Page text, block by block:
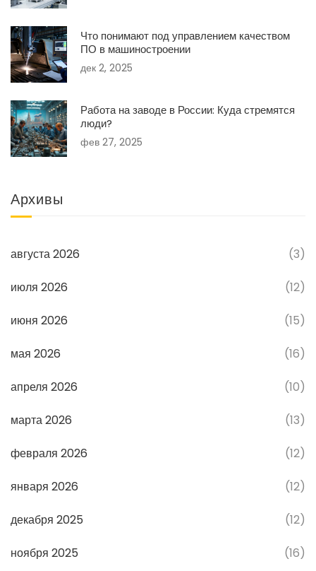
Что понимают под управлением качеством
ПО в машиностроении
дек 2, 2025
Работа на заводе в России: Куда стремятся
люди?
фев 27, 2025
Архивы
августа 2026 (3)
июля 2026 (12)
июня 2026 (15)
мая 2026 (16)
апреля 2026 (10)
марта 2026 (13)
февраля 2026 (12)
января 2026 (12)
декабря 2025 (12)
ноября 2025 (16)